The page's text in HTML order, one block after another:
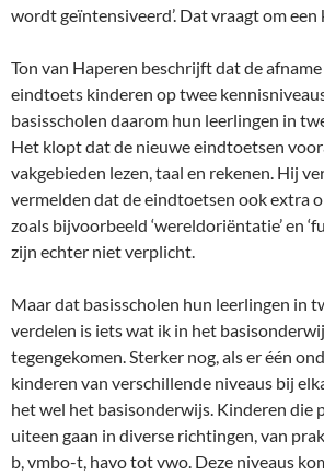
wordt geïntensiveerd’. Dat vraagt om
Ton van Haperen beschrijft dat de
eindtoets kinderen op twee
basisscholen daarom hun leerlingen in
Het klopt dat de nieuwe eindtoetsen
vakgebieden lezen, taal en rekenen. Hij
vermelden dat de eindtoetsen ook extra
zoals bijvoorbeeld ‘wereldoriëntatie’ en
zijn echter niet verplicht.
Maar dat basisscholen hun leerlingen in
verdelen is iets wat ik in het
tegengekomen. Sterker nog, als er één
kinderen van verschillende niveaus bij
het wel het basisonderwijs. Kinderen die
uiteen gaan in diverse richtingen, van
b, vmbo-t, havo tot vwo. Deze niveaus